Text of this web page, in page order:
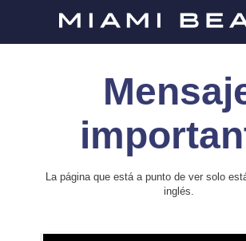
La página que está a punto de ver solo
inglés.